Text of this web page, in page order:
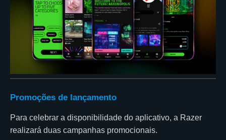
Promoções de lançamento
Para celebrar a disponibilidade do aplicativo, a Razer
realizará duas campanhas promocionais.